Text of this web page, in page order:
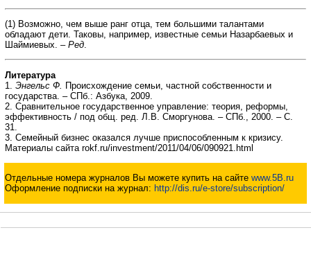
(1) Возможно, чем выше ранг отца, тем большими талантами
обладают дети. Таковы, например, известные семьи Назарбаевых и
Шаймиевых. – Ред
Литература
1. Энгельс Ф. Происхождение семьи, частной собственности и
государства. – СПб.: Азбука, 2009.
2. Сравнительное государственное управление: теория, реформы,
эффективность / под общ. ред. Л.В. Сморгунова. – СПб., 2000. – С.
31.
3. Семейный бизнес оказался лучше приспособленным к кризису.
Материалы сайта rokf.ru/investment/2011/04/06/090921.html
Отдельные номера журналов Вы можете купить на сайте www.5B.ru
Оформление подписки на журнал: http://dis.ru/e-store/subscription/